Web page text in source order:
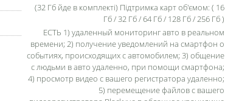
(32 Гб йде в комплекті) Підтримка карт об'ємом: ( 16
Гб / 32 Гб / 64 Гб / 128 Гб / 256 Гб )
ЕСТЬ 1) удаленный мониторинг авто в реальном
времени; 2) получение уведомлений на смартфон о
событиях, происходящих с автомобилем; 3) общение
с людьми в авто удаленно, при помощи смартфона;
4) просмотр видео с вашего регистратора удаленно;
5) перемещение файлов с вашего